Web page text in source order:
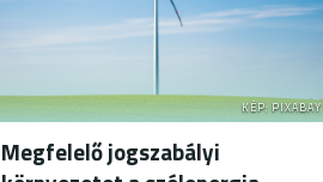
KÉP: PIXABAY
Megfelelő jogszabályi